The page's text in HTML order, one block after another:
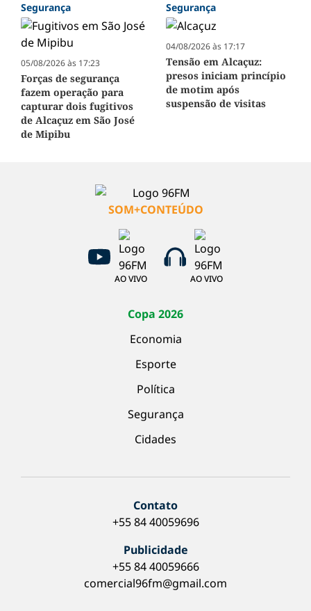
Segurança
05/08/2026 às 17:23
Forças de segurança
fazem operação para
capturar dois fugitivos
de Alcaçuz em São José
de Mipibu
Segurança
04/08/2026 às 17:17
Tensão em Alcaçuz:
presos iniciam princípio
de motim após
suspensão de visitas
SOM+CONTEÚDO
AO VIVO AO VIVO
Copa 2026
Economia
Esporte
Política
Segurança
Cidades
Contato
+55 84 40059696
Publicidade
+55 84 40059666
comercial96fm@gmail.com